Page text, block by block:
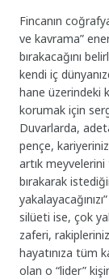
Fincanın
ve kavrama”
bırakacağını
kendi iç
hane üzerindeki
korumak için
Duvarlarda,
pençe,
artık meyvelerini
bırakarak
silüeti ise, çok
zaferi,
hayatınıza tüm
olan o “lider”